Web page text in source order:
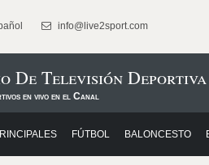
info@live2sport.com
De Televisión Deportiva
en vivo en el Canal
FÚTBOL BALONCESTO